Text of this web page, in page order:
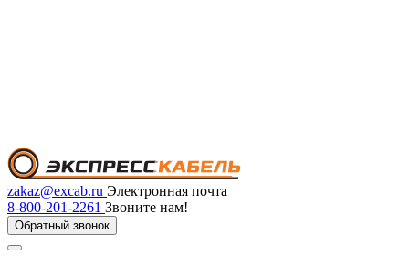
zakaz@excab.ru Электронная почта
8-800-201-2261 Звоните нам!
Обратный звонок